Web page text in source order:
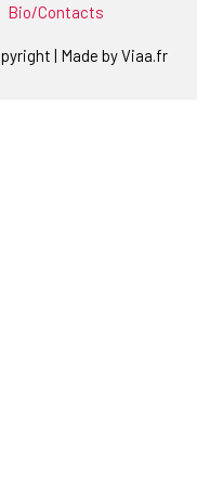
| Made byViaa.fr
Bio/Contacts